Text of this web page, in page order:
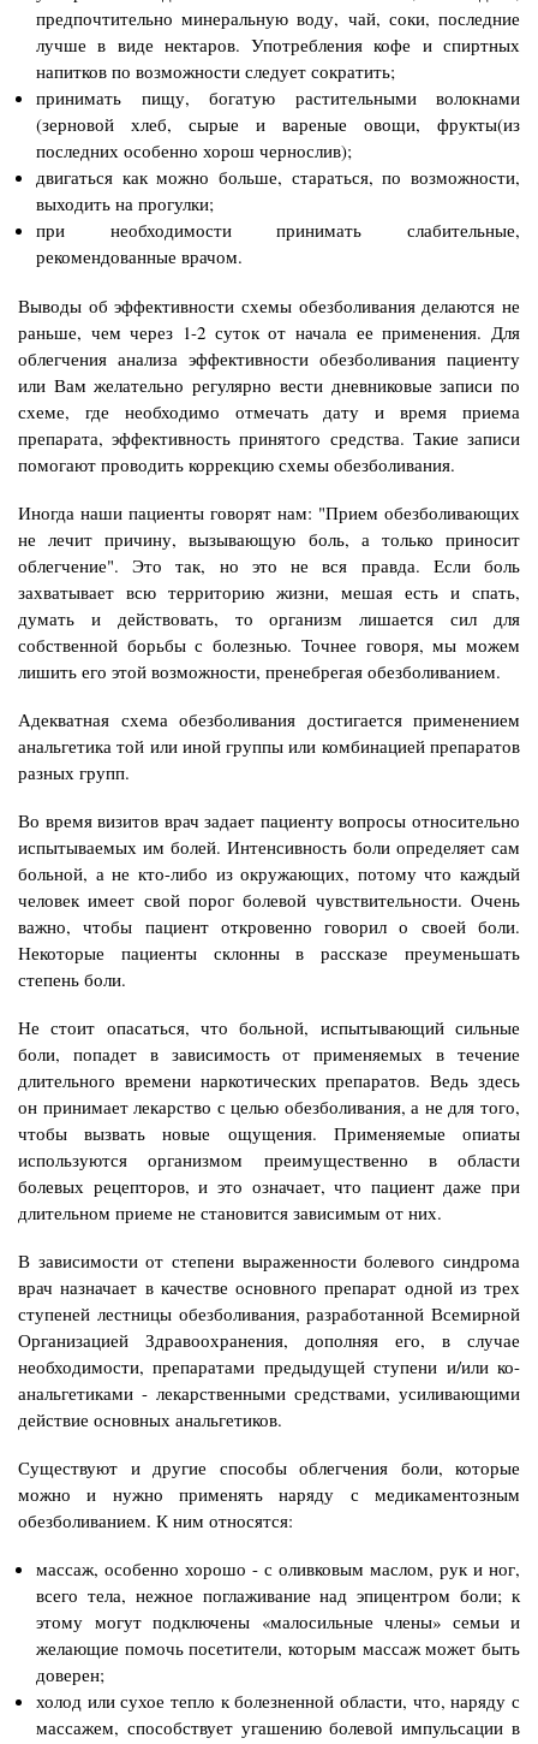
предпочтительно минеральную воду, чай, соки, последние
лучше в виде нектаров. Употребления кофе и спиртных
напитков по возможности следует сократить;
принимать пищу, богатую растительными волокнами
(зерновой хлеб, сырые и вареные овощи, фрукты(из
последних особенно хорош чернослив);
двигаться как можно больше, стараться, по возможности,
выходить на прогулки;
при необходимости принимать слабительные,
рекомендованные врачом.
Выводы об эффективности схемы обезболивания делаются не
раньше, чем через 1-2 суток от начала ее применения. Для
облегчения анализа эффективности обезболивания пациенту
или Вам желательно регулярно вести дневниковые записи по
схеме, где необходимо отмечать дату и время приема
препарата, эффективность принятого средства. Такие записи
помогают проводить коррекцию схемы обезболивания.
Иногда наши пациенты говорят нам: "Прием обезболивающих
не лечит причину, вызывающую боль, а только приносит
облегчение". Это так, но это не вся правда. Если боль
захватывает всю территорию жизни, мешая есть и спать,
думать и действовать, то организм лишается сил для
собственной борьбы с болезнью. Точнее говоря, мы можем
лишить его этой возможности, пренебрегая обезболиванием.
Адекватная схема обезболивания достигается применением
анальгетика той или иной группы или комбинацией препаратов
разных групп.
Во время визитов врач задает пациенту вопросы относительно
испытываемых им болей. Интенсивность боли определяет сам
больной, а не кто-либо из окружающих, потому что каждый
человек имеет свой порог болевой чувствительности. Очень
важно, чтобы пациент откровенно говорил о своей боли.
Некоторые пациенты склонны в рассказе преуменьшать
степень боли.
Не стоит опасаться, что больной, испытывающий сильные
боли, попадет в зависимость от применяемых в течение
длительного времени наркотических препаратов. Ведь здесь
он принимает лекарство с целью обезболивания, а не для того,
чтобы вызвать новые ощущения. Применяемые опиаты
используются организмом преимущественно в области
болевых рецепторов, и это означает, что пациент даже при
длительном приеме не становится зависимым от них.
В зависимости от степени выраженности болевого синдрома
врач назначает в качестве основного препарат одной из трех
ступеней лестницы обезболивания, разработанной Всемирной
Организацией Здравоохранения, дополняя его, в случае
необходимости, препаратами предыдущей ступени и/или ко-
анальгетиками - лекарственными средствами, усиливающими
действие основных анальгетиков.
Существуют и другие способы облегчения боли, которые
можно и нужно применять наряду с медикаментозным
обезболиванием. К ним относятся:
массаж, особенно хорошо - с оливковым маслом, рук и ног,
всего тела, нежное поглаживание над эпицентром боли; к
этому могут подключены «малосильные члены» семьи и
желающие помочь посетители, которым массаж может быть
доверен;
холод или сухое тепло к болезненной области, что, наряду с
массажем, способствует угашению болевой импульсации в